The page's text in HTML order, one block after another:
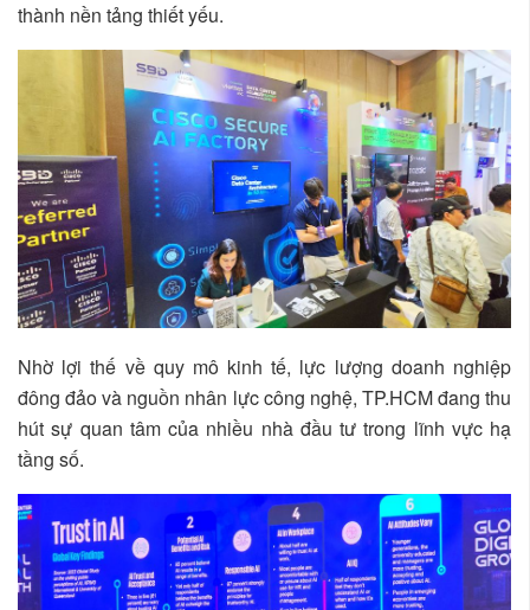
thành nền tảng thiết yếu.
Nhờ lợi thế về quy mô kinh tế, lực lượng doanh nghiệp
đông đảo và nguồn nhân lực công nghệ, TP.HCM đang thu
hút sự quan tâm của nhiều nhà đầu tư trong lĩnh vực hạ
tầng số.